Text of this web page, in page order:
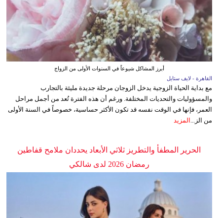
أبرز المشاكل شيوعاً في السنوات الأولى من الزواج
القاهرة - لايف ستايل
مع بداية الحياة الزوجية يدخل الزوجان مرحلة جديدة مليئة بالتجارب
والمسؤوليات والتحديات المختلفة. ورغم أن هذه الفترة تُعد من أجمل مراحل
العمر، فإنها في الوقت نفسه قد تكون الأكثر حساسية، خصوصاً في السنة الأولى
من الز...
المزيد
الحرير المطفأ والتطريز ثلاثي الأبعاد يحددان ملامح قفاطين
رمضان 2026 لدى شالكي